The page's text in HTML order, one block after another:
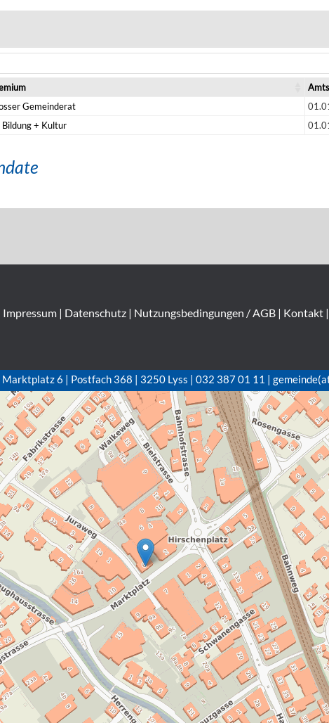
Gemeinderat
Bildung + Kultur
Impressum| Datenschutz| Nutzungsbedingungen / AGB| Kontakt|
Marktplatz 6 | Postfach 368 | 3250 Lyss | 032 387 01 11 |